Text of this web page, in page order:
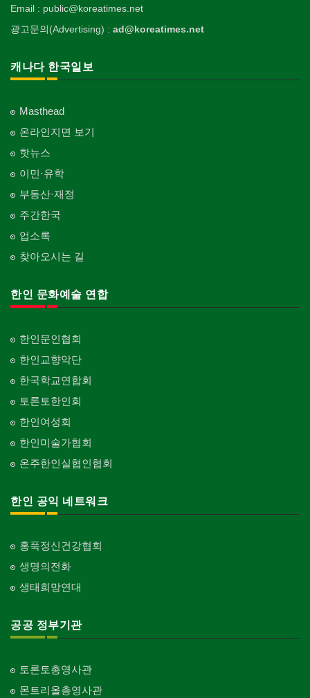
Surgeon
의사-치과
의사-가정의
의사-기타
의사-정신과
Blanket
웨딩서비스
자수
Private Lesson-Ballet/Dance
개인지도-꽃꽂이
개인지도-기타
정원공사/조경
Roofing
Curtain/Carpet
Wall Paper/Paint
가라지/그라지/차고
Garage Door
건축 엔지니어
Engineering
Architectural Designer
자동차-청소
Auto Cleaning
태권도/무술
Taekwondo/Martial Arts
Nursing Home
Sauna
Skin Care
화장품
Cosmetics
피트니스/헬스
Fitness
산후조리서비스
한국정부기관
Korean Governmental Organization
한인회
Korean Cultural Association
Newspaper/TV/Radio
한국기업 현지법인/지사
Korean Enterprises In Canada
동창회-대학교
Alumni University
동창회-중·고등학교
Alumni Middle·High School
단체-협회
단체-스포츠
Organization-Sports
단체-음악/미술
Organization-Music/Art
Organization-Buddhist
Organization-Christianity
교회-장로교회
Church-Presbyterian
Church-United
Church-7th Day Adventist
교회-씨 앤 엠에이
Church-C & MA
Church-Full Gospel
Email : public@koreatimes.net
광고문의(Advertising) : ad@koreatimes.net
캐나다 한국일보
Masthead
온라인지면 보기
핫뉴스
이민·유학
부동산·재정
주간한국
업소록
찾아오시는 길
한인 문화예술 연합
한인문인협회
한인교향악단
한국학교연합회
토론토한인회
한인여성회
한인미술가협회
온주한인실협인협회
한인 공익 네트워크
홍푹정신건강협회
생명의전화
생태희망연대
공공 정부기관
토론토총영사관
몬트리올총영사관